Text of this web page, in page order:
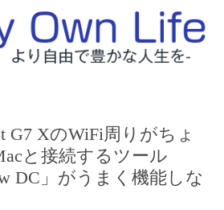
G7 XのWiFi周りがちょ
と接続するツール
DC」がうまく機能しな